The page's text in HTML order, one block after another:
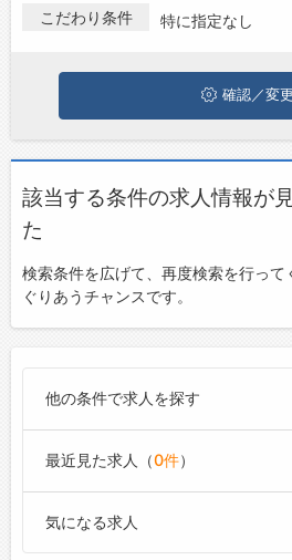
お問い合わせ
探している方は、ぜひ興味のある職種
こだわり条件
特に指定なし
確認／変更
該当する条件の求人情報が
た
検索条件を広げて、再度検索を行っ
ぐりあうチャンスです。
他の条件で求人を探す
最近見た求人（0件）
気になる求人